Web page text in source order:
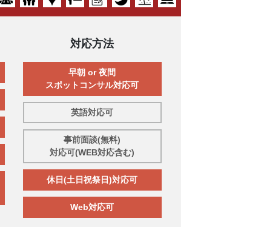
対応方法
早朝 or 夜間
スポットコンサル対応可
英語対応可
事前面談(無料)
対応可(WEB対応含む)
休日(土日祝祭日)対応可
Web対応可